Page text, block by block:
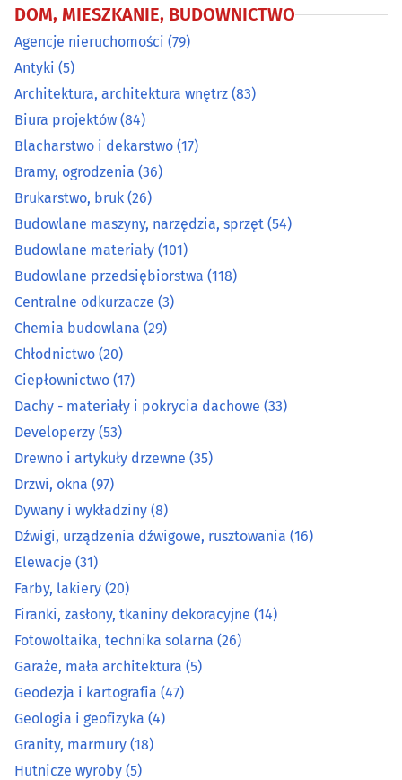
Chłodnictwo(20)
Ciepłownictwo(17)
Dachy - materiały i pokrycia dachowe
Developerzy(53)
Drewno i artykuły drzewne(35)
Drzwi, okna (97)
Dywany i wykładziny(8)
Dźwigi, urządzenia dźwigowe, rusztowania
Elewacje(31)
Farby, lakiery(20)
Firanki, zasłony, tkaniny dekoracyjne
Fotowoltaika, technika solarna (26)
Garaże, mała architektura
Geodezja i kartografia(47)
Geologia i geofizyka(4)
Granity, marmury (18)
Hutnicze wyroby (5)
DOM, MIESZKANIE, BUDOWNICTWO
Agencje nieruchomości (79)
Antyki (5)
Architektura, architektura wnętrz (83)
Biura projektów (84)
Blacharstwo i dekarstwo (17)
Bramy, ogrodzenia (36)
Brukarstwo, bruk (26)
Budowlane maszyny, narzędzia, sprzęt (54)
Budowlane materiały (101)
Budowlane przedsiębiorstwa (118)
Centralne odkurzacze (3)
Chemia budowlana (29)
Chłodnictwo (20)
Ciepłownictwo (17)
Dachy - materiały i pokrycia dachowe (33)
Developerzy (53)
Drewno i artykuły drzewne (35)
Drzwi, okna (97)
Dywany i wykładziny (8)
Dźwigi, urządzenia dźwigowe, rusztowania (16)
Elewacje (31)
Farby, lakiery (20)
Firanki, zasłony, tkaniny dekoracyjne (14)
Fotowoltaika, technika solarna (26)
Garaże, mała architektura (5)
Geodezja i kartografia (47)
Geologia i geofizyka (4)
Granity, marmury (18)
Hutnicze wyroby (5)